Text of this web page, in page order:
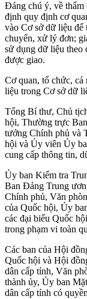
Đáng chú ý, về thẩm
định quy định cơ
vào Cơ sở dữ liệu để
chuyển, xử lý đơn;
sử dụng dữ liệu theo
được giao.
Cơ quan, tổ chức, cá
liệu trong Cơ sở dữ
Tổng Bí thư, Chủ
hội, Thường trực
tướng Chính phủ và
hội và Ủy viên Ủy
cung cấp thông tin,
Ủy ban Kiểm tra
Ban Đảng Trung
Chính phủ, Văn
của Quốc hội, Ủy
các đại biểu Quốc
trong phạm vi toàn
Các ban của Hội
Quốc hội và Hội
dân cấp tỉnh, Văn
thành ủy, Ủy ban
dân cấp tỉnh có